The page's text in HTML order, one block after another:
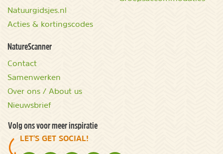
Natuurgidsjes.nl
Acties & kortingscodes
NatureScanner
Contact
Samenwerken
Over ons / About us
Nieuwsbrief
Volg ons voor meer inspiratie
LET'S GET SOCIAL!